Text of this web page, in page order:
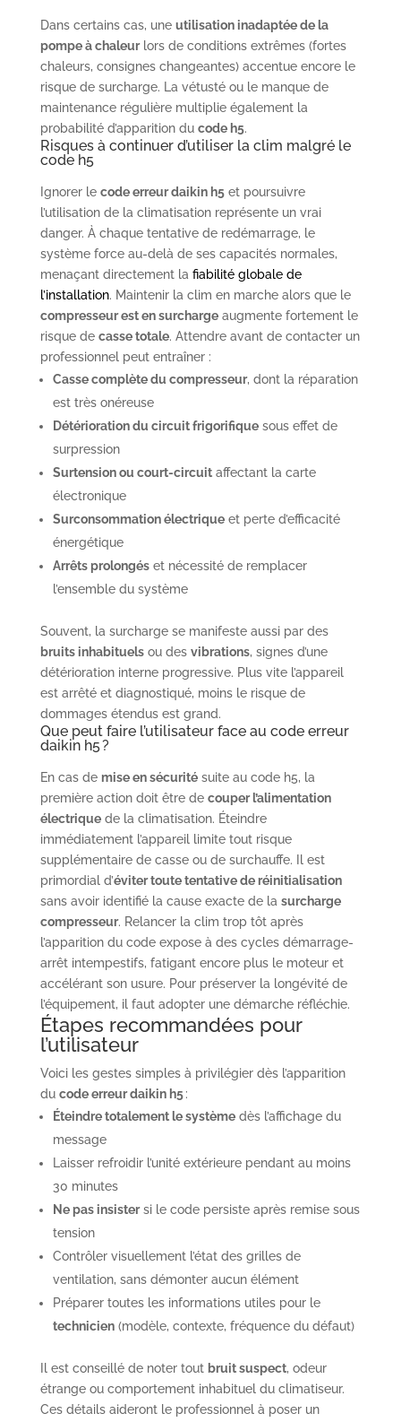
Dans certains cas, une utilisation inadaptée de la
pompe à chaleurlors de conditions extrêmes (fortes
chaleurs, consignes changeantes) accentue encore le
risque de surcharge. La vétusté ou le manque de
maintenance régulière multiplie également la
probabilité d’apparition du code h5.
Risques à continuer d’utiliser la clim malgré le
code h5
Ignorer le code erreur daikin h5et poursuivre
l’utilisation de la climatisation représente un vrai
danger. À chaque tentative de redémarrage, le
système force au-delà de ses capacités normales,
menaçant directement la fiabilité globale de
l’installation. Maintenir la clim en marche alors que le
compresseur est en surchargeaugmente fortement le
risque de casse totale. Attendre avant de contacter un
professionnel peut entraîner :
Casse complète du compresseur, dont la réparation
est très onéreuse
Détérioration du circuit frigorifiquesous effet de
surpression
Surtension ou court-circuitaffectant la carte
électronique
Surconsommation électriqueet perte d’efficacité
énergétique
Arrêts prolongéset nécessité de remplacer
l’ensemble du système
Souvent, la surcharge se manifeste aussi par des
bruits inhabituelsou des vibrations, signes d’une
détérioration interne progressive. Plus vite l’appareil
est arrêté et diagnostiqué, moins le risque de
dommages étendus est grand.
Que peut faire l’utilisateur face au code erreur
daikin h5 ?
En cas de mise en sécuritésuite au code h5, la
première action doit être de couper l’alimentation
électriquede la climatisation. Éteindre
immédiatement l’appareil limite tout risque
supplémentaire de casse ou de surchauffe. Il est
primordial d’éviter toute tentative de réinitialisation
sans avoir identifié la cause exacte de la surcharge
compresseur. Relancer la clim trop tôt après
l’apparition du code expose à des cycles démarrage-
arrêt intempestifs, fatigant encore plus le moteur et
accélérant son usure. Pour préserver la longévité de
l’équipement, il faut adopter une démarche réfléchie.
Étapes recommandées pour
l’utilisateur
Voici les gestes simples à privilégier dès l’apparition
du code erreur daikin h5:
Éteindre totalement le systèmedès l’affichage du
message
Laisser refroidir l’unité extérieure pendant au moins
30 minutes
Ne pas insistersi le code persiste après remise sous
tension
Contrôler visuellement l’état des grilles de
ventilation, sans démonter aucun élément
Préparer toutes les informations utiles pour le
technicien(modèle, contexte, fréquence du défaut)
Il est conseillé de noter tout bruit suspect, odeur
étrange ou comportement inhabituel du climatiseur.
Ces détails aideront le professionnel à poser un